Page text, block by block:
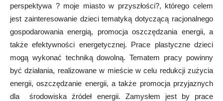
perspektywa ? moje miasto w przyszłości?, którego celem
jest zainteresowanie dzieci tematyką dotyczącą racjonalnego
gospodarowania energią, promocja oszczędzania energii, a
także efektywności energetycznej. Prace plastyczne dzieci
mogą wykonać techniką dowolną. Tematem pracy powinny
być działania, realizowane w mieście w celu redukcji zużycia
energii, oszczędzanie energii, a także promocja przyjaznych
dla środowiska źródeł energii. Zamysłem jest by prace